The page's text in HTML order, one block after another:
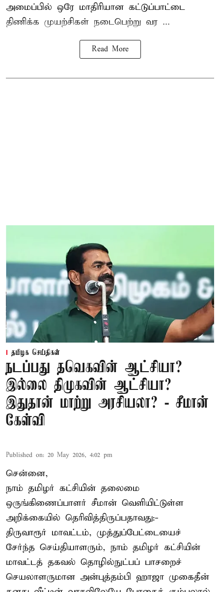
அமைப்பில் ஒரே மாதிரியான கட்டுப்பாட்டை
திணிக்க முயற்சிகள் நடைபெற்று வர ...
Read More
தமிழக செய்திகள்
நடப்பது தவெகவின் ஆட்சியா?
இல்லை திமுகவின் ஆட்சியா?
இதுதான் மாற்று அரசியலா? - சீமான்
கேள்வி
Published on: 20 May 2026, 4:02 pm
சென்னை,
நாம் தமிழர் கட்சியின் தலைமை
ஒருங்கிணைப்பாளர் சீமான் வெளியிட்டுள்ள
அறிக்கையில் தெரிவித்திருப்பதாவது:-
திருவாரூர் மாவட்டம், முத்துப்பேட்டையைச்
சேர்ந்த செய்தியாளரும், நாம் தமிழர் கட்சியின்
மாவட்டத் தகவல் தொழில்நுட்பப் பாசறைச்
செயலாளருமான அன்புத்தம்பி ஹாஜா முகைதீன்